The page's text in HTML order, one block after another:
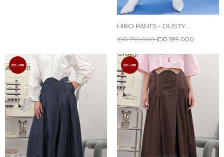
HIRO PANTS - DUSTY
IDR 799.000IDR 599.000
20% OFF 20% OFF